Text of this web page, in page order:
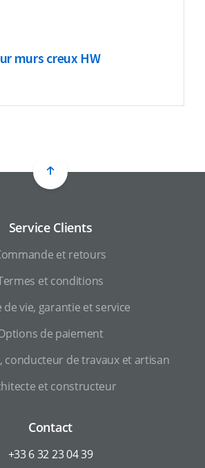
murs creux HW
Service Clients
et retours
et conditions
de vie, garantie et service
de paiement
conducteur de travaux et artisan
et constructeur
Contact
+33 6 32 23 04 39